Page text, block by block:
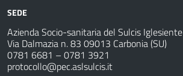
SEDE
Azienda Socio-sanitaria del Sulcis Iglesiente
Via Dalmazia n. 83 09013 Carbonia (SU)
0781 6681 – 0781 3921
protocollo@pec.aslsulcis.it